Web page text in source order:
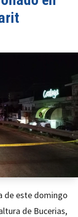
de este domingo
de Bucerias,